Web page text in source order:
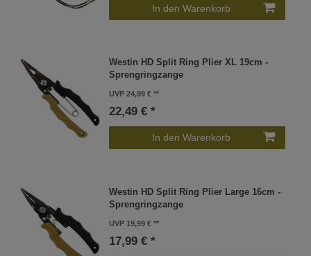
In den Warenkorb
Westin HD Split Ring Plier XL 19cm -
Sprengringzange
UVP 24,99 €
22,49 € *
In den Warenkorb
Westin HD Split Ring Plier Large 16cm -
Sprengringzange
UVP 19,99 €
17,99 € *